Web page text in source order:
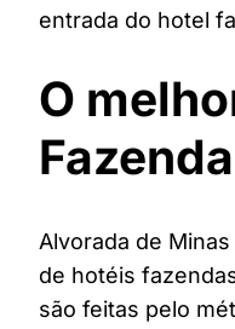
entrada do hotel
O
Alvorada de
de hotéis
são feitas pelo